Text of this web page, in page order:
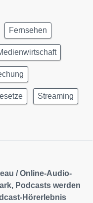
Fernsehen
Streaming
/ Online-Audio-
Podcasts werden
Hörerlebnis